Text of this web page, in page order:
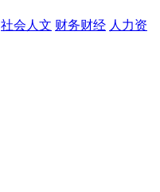
社会人文 财务财经 人力资